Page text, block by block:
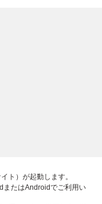
ト）が起動します。
またはAndroidでご利用い